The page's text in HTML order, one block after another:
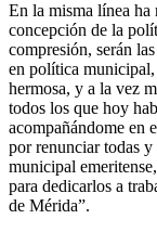
En la misma línea
concepción de la
compresión, serán
en política municipal,
hermosa, y a la vez
todos los que hoy
acompañándome en
por renunciar todas
municipal
para dedicarlos a
de Mérida”.